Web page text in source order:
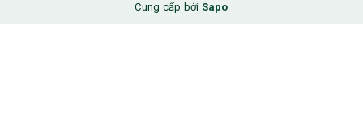
Cung cấp bởi Sapo